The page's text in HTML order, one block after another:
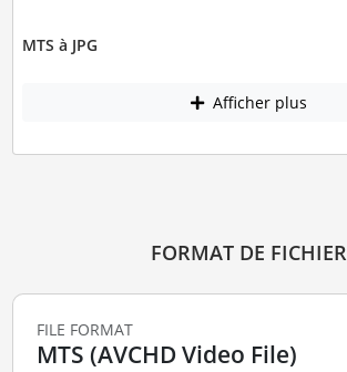
MTS à JPG
Afficher plus
FORMAT DE FICHIER
FILE FORMAT
MTS (AVCHD Video File)